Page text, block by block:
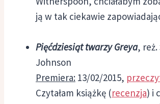
ją w tak ciekawie
Pięćdziesiąt twarzy Greya, reż.
Johnson
Premiera: 13/02/2015,
Czytałam książkę (recenzja) i